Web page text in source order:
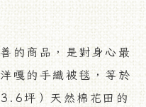
的商品，是對身心最
嘎的手織被毯，等於
坪）天然棉花田的